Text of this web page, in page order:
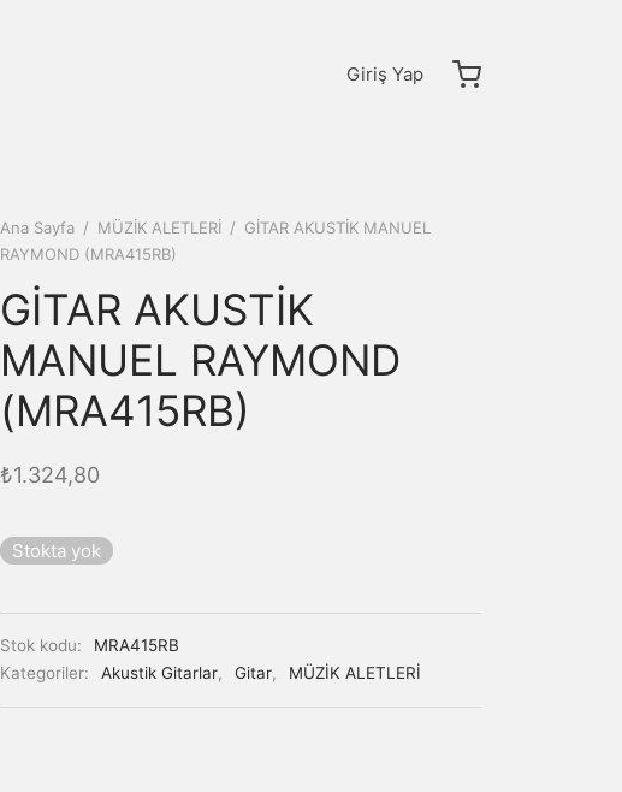
Giriş Yap
Ana Sayfa / MÜZİK ALETLERİ / GİTAR AKUSTİK MANUEL
RAYMOND (MRA415RB)
GİTAR AKUSTİK
MANUEL RAYMOND
(MRA415RB)
₺1.324,80
Stokta yok
Stok kodu:
MRA415RB
Kategoriler:
Akustik Gitarlar, Gitar, MÜZİK ALETLERİ